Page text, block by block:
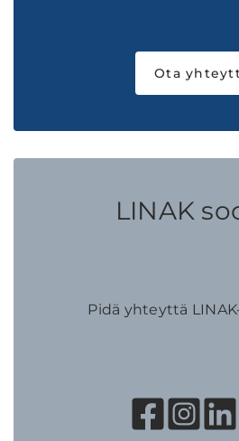
Ota
LINAK
Pidä yhteyttä